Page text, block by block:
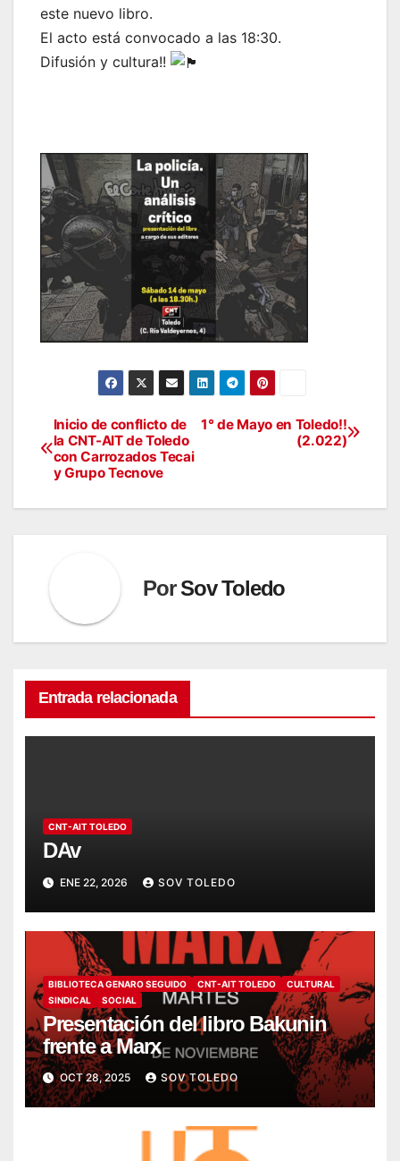
este nuevo libro.
El acto está convocado a las 18:30.
Difusión y cultura!!
Navegación
de
entradas
1° de Mayo en Toledo!!
(2.022)
Inicio de conflicto de
la CNT-AIT de Toledo
con Carrozados Tecai
y Grupo Tecnove
PorSov Toledo
Entrada relacionada
CNT-AIT TOLEDO
DAv
ENE 22, 2026 SOV TOLEDO
BIBLIOTECA GENARO SEGUIDO CNT-AIT TOLEDO
CULTURAL
SINDICAL
SOCIAL
Presentación del libro Bakunin
frente a Marx
OCT 28, 2025 SOV TOLEDO